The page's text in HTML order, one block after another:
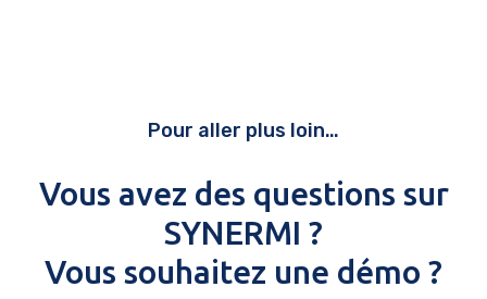
Pour aller plus loin…
Vous avez des questions sur
SYNERMI ?
Vous souhaitez une démo ?